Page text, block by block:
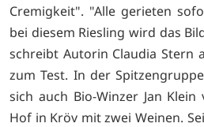
Cremigkeit". "Alle gerieten
bei diesem Riesling wird das
schreibt Autorin Claudia Stern
zum Test. In der
sich auch Bio-Winzer Jan
Hof in Kröv mit zwei Weinen.